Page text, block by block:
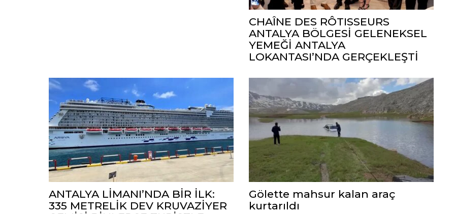
CHAÎNE DES RÔTISSEURS
ANTALYA BÖLGESİ GELENEKSEL
YEMEĞİ ANTALYA
LOKANTASI’NDA GERÇEKLEŞTİ
ANTALYA LİMANI’NDA BİR İLK:
335 METRELİK DEV KRUVAZİYER
Gölette mahsur kalan araç
kurtarıldı